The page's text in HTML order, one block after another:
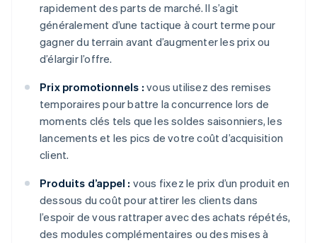
rapidement des parts de marché. Il s’agit
généralement d’une tactique à court terme pour
gagner du terrain avant d’augmenter les prix ou
d’élargir l’offre.
Prix promotionnels : vous utilisez des remises
temporaires pour battre la concurrence lors de
moments clés tels que les soldes saisonniers, les
lancements et les pics de votre coût d’acquisition
client.
Produits d’appel : vous fixez le prix d’un produit en
dessous du coût pour attirer les clients dans
l’espoir de vous rattraper avec des achats répétés,
des modules complémentaires ou des mises à